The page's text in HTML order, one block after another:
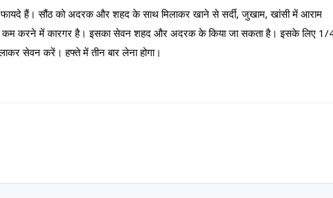
फायदे हैं। सौंठ को अदरक और शहद के साथ मिलाकर खाने से सर्दी, जुखाम, खांसी में आराम
कम करने में कारगर है। इसका सेवन शहद और अदरक के किया जा सकता है। इसके लिए 1/
सेवन करें। हफ्ते में तीन बार लेना होगा।